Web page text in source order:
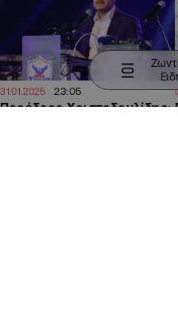
31.01.2025 23:05
Προέδρος Χριστοδουλίδης: